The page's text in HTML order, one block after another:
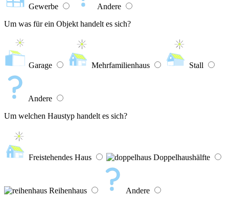
Gewerbe
Andere
Um was für ein Objekt handelt es sich?
Garage Mehrfamilienhaus Stall
Andere
Um welchen Haustyp handelt es sich?
Freistehendes Haus Doppelhaushälfte
Reihenhaus
Andere